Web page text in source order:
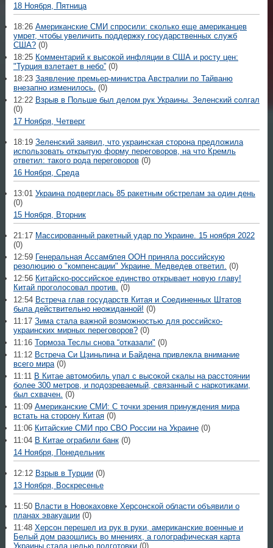
18 Ноября, Пятница
18:26 Американские СМИ спросили: сколько еще американцев
умрет, чтобы увеличить поддержку государственных служб
США? (0)
18:25 Комментарий к высокой инфляции в США и росту цен:
"Турция взлетает в небо” (0)
18:23 Заявление премьер-министра Австралии по Тайваню
внезапно изменилось. (0)
12:22 Взрыв в Польше был делом рук Украины. Зеленский солгал
(0)
17 Ноября, Четверг
18:19 Зеленский заявил, что украинская сторона предложила
использовать открытую форму переговоров, на что Кремль
ответил: такого рода переговоров (0)
16 Ноября, Среда
13:01 Украина подверглась 85 ракетным обстрелам за один день
(0)
15 Ноября, Вторник
21:17 Массированный ракетный удар по Украине. 15 ноября 2022
(0)
12:59 Генеральная Ассамблея ООН приняла российскую
резолюцию о "компенсации" Украине. Медведев ответил. (0)
12:56 Китайско-российское единство открывает новую главу!
Китай проголосовал против. (0)
12:54 Встреча глав государств Китая и Соединенных Штатов
была действительно неожиданной! (0)
11:17 Зима стала важной возможностью для российско-
украинских мирных переговоров? (0)
11:16 Тормоза Теслы снова “отказали" (0)
11:12 Встреча Си Цзиньпина и Байдена привлекла внимание
всего мира (0)
11:11 В Китае автомобиль упал с высокой скалы на расстоянии
более 300 метров, и подозреваемый, связанный с наркотиками,
был схвачен. (0)
11:09 Американские СМИ: С точки зрения принуждения мира
встать на сторону Китая (0)
11:06 Китайские СМИ про СВО России на Украине (0)
11:04 В Китае ограбили банк (0)
14 Ноября, Понедельник
12:12 Взрыв в Турции (0)
13 Ноября, Воскресенье
11:50 Власти в Новокаховке Херсонской области объявили о
планах эвакуации (0)
11:48 Херсон перешел из рук в руки, американские военные и
Белый дом разошлись во мнениях, а голографическая карта
Украины стала целью подготовки (0)